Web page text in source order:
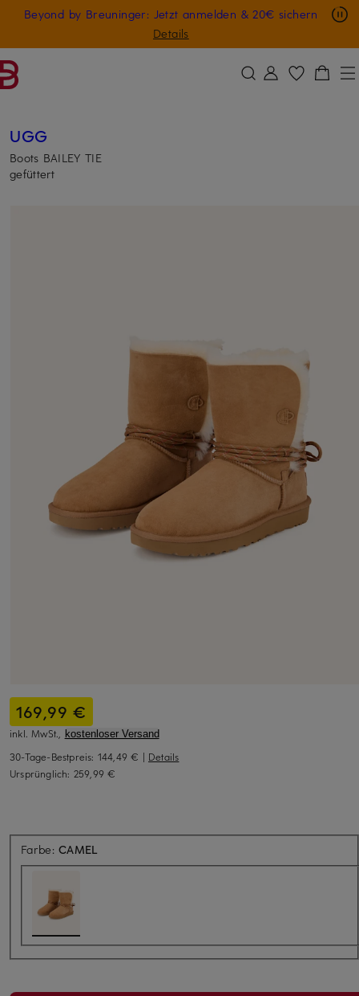
ZUM HAUPTINHALT ÜBERSPRINGEN
Beyond by Breuninger: Jetzt anmelden & 20€ sichern
Details
Nur in der App: -10 € auf digitale Geschenkkarten
GESCHENK20
UGG
Boots BAILEY TIE
gefüttert
169,99 €
inkl. MwSt., kostenloser Versand
30-Tage-Bestpreis: 144,49 € | Details
Ursprünglich: 259,99 €
Farbe:CAMEL